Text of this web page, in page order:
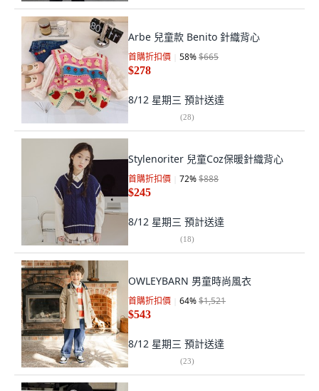
Arbe 兒童款 Benito 針織背心
首購折扣價 58%$665
$278
8/12 星期三 預計送達
(28)
Stylenoriter 兒童Coz保暖針織背心
首購折扣價 72%$888
$245
8/12 星期三 預計送達
(18)
OWLEYBARN 男童時尚風衣
首購折扣價 64%$1,521
$543
8/12 星期三 預計送達
(23)